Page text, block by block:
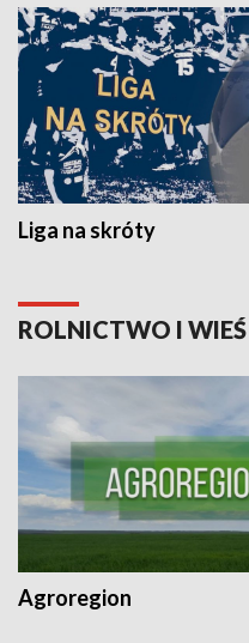
Liga na skróty
ROLNICTWO I WIEŚ
Agroregion